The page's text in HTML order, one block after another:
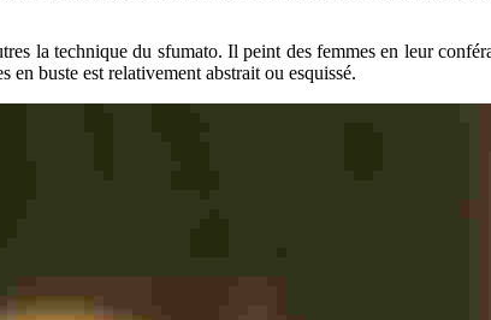
la technique du sfumato. Il peint des femmes en leur
buste est relativement abstrait ou esquissé.